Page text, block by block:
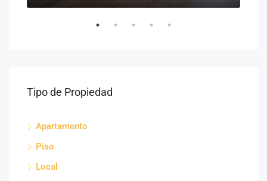
Tipo de Propiedad
Apartamento
Piso
Local